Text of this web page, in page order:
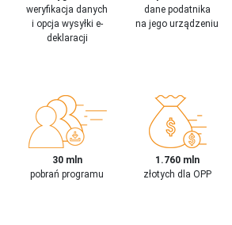
weryfikacja danych
i opcja wysyłki e-
deklaracji
dane podatnika
na jego urządzeniu
30 mln
pobrań programu
1.760 mln
złotych dla OPP